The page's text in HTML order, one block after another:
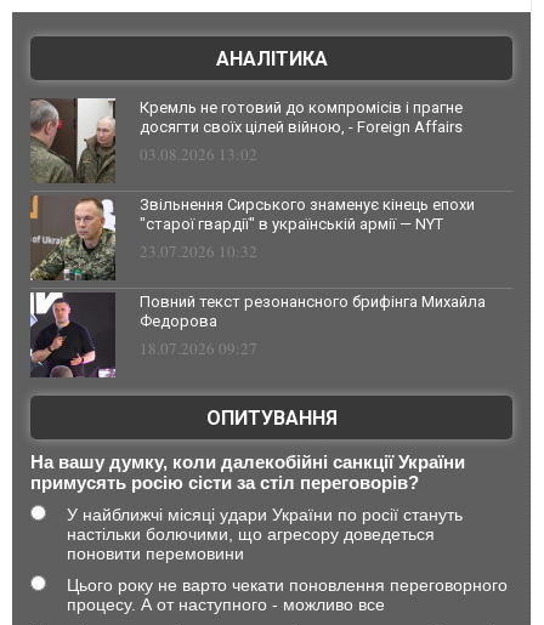
АНАЛІТИКА
Кремль не готовий до компромісів і прагне
досягти своїх цілей війною, - Foreign Affairs
03.08.2026 13:02
Звільнення Сирського знаменує кінець епохи
"старої гвардії" в українській армії — NYT
23.07.2026 10:32
Повний текст резонансного брифінга Михайла
Федорова
18.07.2026 09:27
ОПИТУВАННЯ
На вашу думку, коли далекобійні санкції України
примусять росію сісти за стіл переговорів?
У найближчі місяці удари України по росії стануть
настільки болючими, що агресору доведеться
поновити перемовини
Цього року не варто чекати поновлення переговорного
процесу. А от наступного - можливо все